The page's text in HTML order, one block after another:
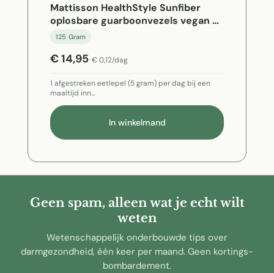
Mattisson HealthStyle Sunfiber
oplosbare guarboonvezels vegan -
125 Gram
125 Gram
€ 14,95 € 0,12/dag
1 afgestreken eetlepel (5 gram) per dag bij een
maaltijd inn…
In winkelmand
Geen spam, alleen wat je echt wilt
weten
Wetenschappelijk onderbouwde tips over
darmgezondheid, één keer per maand. Geen kortings-
bombardement.